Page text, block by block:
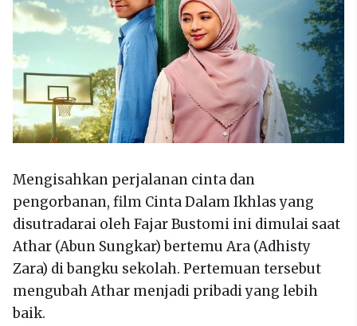
Mengisahkan perjalanan cinta dan
pengorbanan, film Cinta Dalam Ikhlas yang
disutradarai oleh Fajar Bustomi ini dimulai saat
Athar (Abun Sungkar) bertemu Ara (Adhisty
Zara) di bangku sekolah. Pertemuan tersebut
mengubah Athar menjadi pribadi yang lebih
baik.